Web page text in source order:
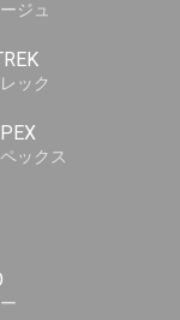
ジュ
ック
ックス